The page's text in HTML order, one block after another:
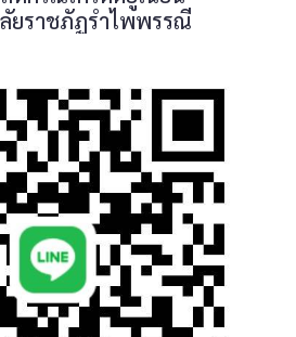
ยราชภัฏรำไพพรรณี